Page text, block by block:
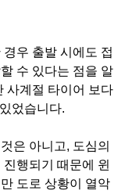
우 출발 시에도 접
수 있다는 점을 알
사계절 타이어 보다
었습니다.
은 아니고, 도심의
행되기 때문에 윈
도로 상황이 열악